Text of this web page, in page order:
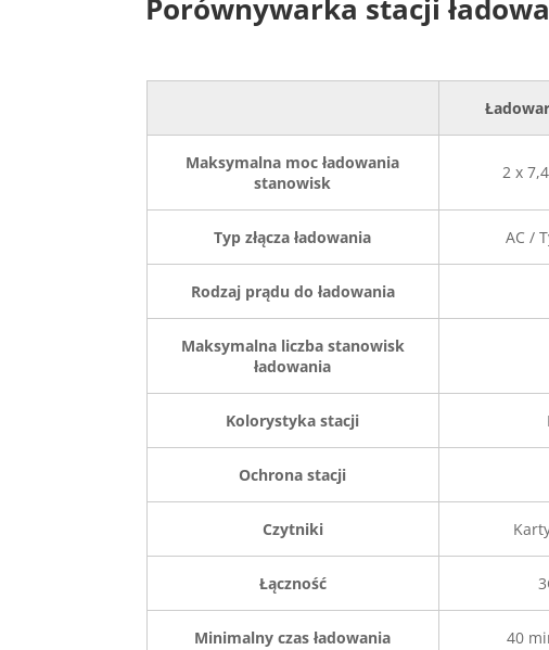
Porównywarka stacji
Maksymalna moc ładowania
stanowisk
2 x
Typ złącza ładowania AC /
Rodzaj prądu do ładowania
Maksymalna liczba stanowisk
ładowania
Kolorystyka stacji
Ochrona stacji
Czytniki
Łączność
Minimalny czas ładowania 40